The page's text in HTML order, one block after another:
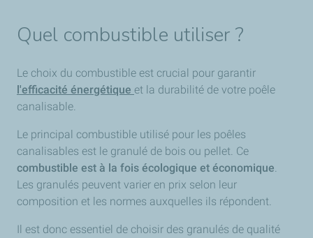
Quel combustible utiliser ?
Le choix du combustible est crucial pour garantir
l'efficacité énergétique et la durabilité de votre poêle
canalisable.
Le principal combustible utilisé pour les poêles
canalisables est le granulé de bois ou pellet. Ce
combustible est à la fois écologique et économique
Les granulés peuvent varier en prix selon leur
composition et les normes auxquelles ils répondent.
Il est donc essentiel de choisir des granulés de qualité